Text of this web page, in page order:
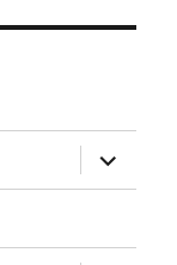
rozwiń
menu
potomne